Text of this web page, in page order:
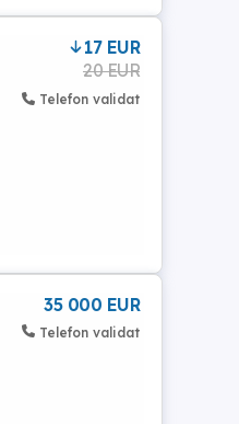
17 EUR
20 EUR
Telefon validat
35 000 EUR
Telefon validat